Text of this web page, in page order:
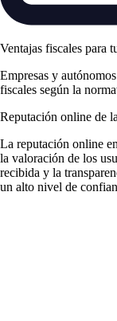
Ventajas fiscales para
Empresas y
fiscales según la
Reputación online de
La reputación online
la valoración de los
recibida y la
un alto nivel de